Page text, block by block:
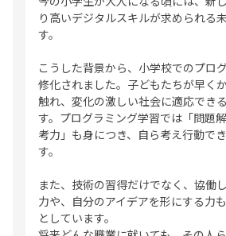
り高いデジタルスキルが求められる
す。
こうした背景から、小学校でのプロ
修化されました。子どもたちが早く
触れ、変化の激しい社会に適応でき
す。プログラミング学習では「問題
考力」も身につき、自ら考え行動で
す。
また、技術の習得だけでなく、協働
力や、自分のアイデアを形にする力
としています。